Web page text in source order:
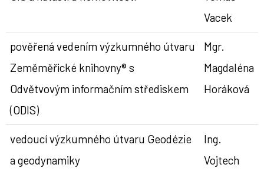
Vacek
pověřená vedením výzkumného útvaru
Zeměměřické knihovny® s
Odvětvovým informačním střediskem
(ODIS)
Mgr.
Magdaléna
Horáková
vedoucí výzkumného útvaru Geodézie
a geodynamiky
Ing.
Vojtech